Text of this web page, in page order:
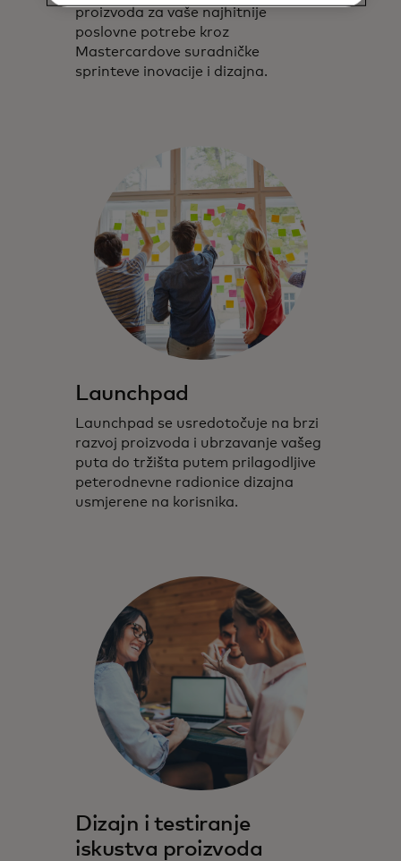
proizvoda za vaše najhitnije
poslovne potrebe kroz
Mastercardove suradničke
sprinteve inovacije i dizajna.
Launchpad
Launchpad se usredotočuje na brzi
razvoj proizvoda i ubrzavanje vašeg
puta do tržišta putem prilagodljive
peterodnevne radionice dizajna
usmjerene na korisnika.
Dizajn i testiranje
iskustva proizvoda